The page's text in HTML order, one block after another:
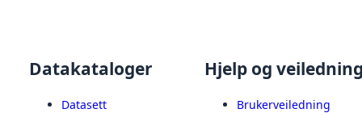
Datakataloger
Datasett
Hjelp og
Brukerveiledning